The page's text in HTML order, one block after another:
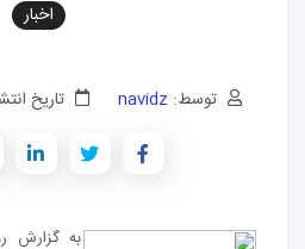
اخبار
توسط: navidz تاریخ انتشار:
به گزارش